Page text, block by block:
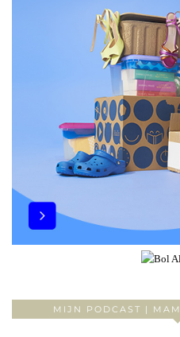
MIJN PODCAST |